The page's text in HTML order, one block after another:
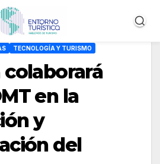
TECNOLOGÍA Y TURISMO
colaborará
en la
y
del